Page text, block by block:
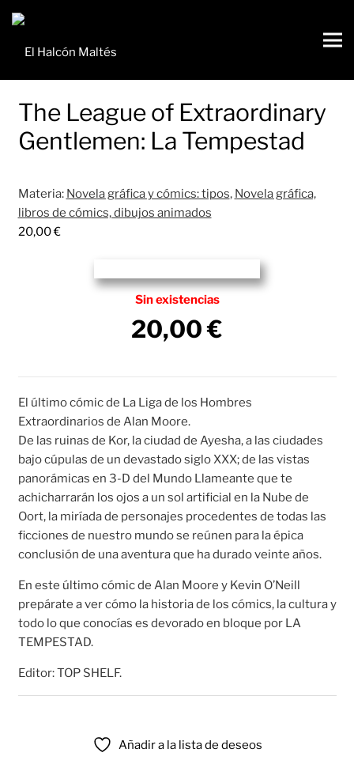
The League of Extraordinary
Gentlemen: La Tempestad
Materia: Novela gráfica y cómics: tipos, Novela gráfica,
libros de cómics, dibujos animados
20,00€
Sin existencias
20,00€
El último cómic de La Liga de los Hombres
Extraordinarios de Alan Moore.
De las ruinas de Kor, la ciudad de Ayesha, a las ciudades
bajo cúpulas de un devastado siglo XXX; de las vistas
panorámicas en 3-D del Mundo Llameante que te
achicharrarán los ojos a un sol artificial en la Nube de
Oort, la miríada de personajes procedentes de todas las
ficciones de nuestro mundo se reúnen para la épica
conclusión de una aventura que ha durado veinte años.
En este último cómic de Alan Moore y Kevin O’Neill
prepárate a ver cómo la historia de los cómics, la cultura y
todo lo que conocías es devorado en bloque por LA
TEMPESTAD.
Editor: TOP SHELF.
Añadir a la lista de deseos